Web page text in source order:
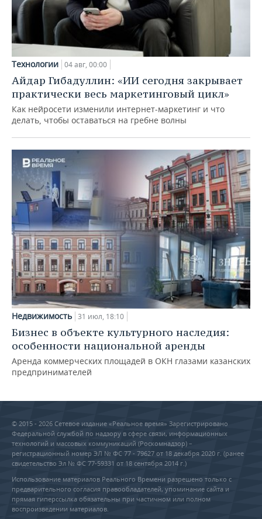
Технологии 04 авг, 00:00
Айдар Гибадуллин: «ИИ сегодня закрывает
практически весь маркетинговый цикл»
Как нейросети изменили интернет-маркетинг и что
делать, чтобы оставаться на гребне волны
Недвижимость 31 июл, 18:10
Бизнес в объекте культурного наследия:
особенности национальной аренды
Аренда коммерческих площадей в ОКН глазами казанских
предпринимателей
© 2015 - 2026 Сетевое издание «Реальное время» Зарегистрировано
Федеральной службой по надзору в сфере связи, информационных
технологий и массовых коммуникаций (Роскомнадзор) –
регистрационный номер ЭЛ № ФС 77 - 79627 от 18 декабря 2020 г. (ранее
свидетельство Эл № ФС 77-59331 от 18 сентября 2014 г.)
Использование материалов Реального Времени разрешено только с
предварительного согласия правообладателей, упоминание сайта и
прямая гиперссылка обязательны при частичном или полном
воспроизведении материалов.